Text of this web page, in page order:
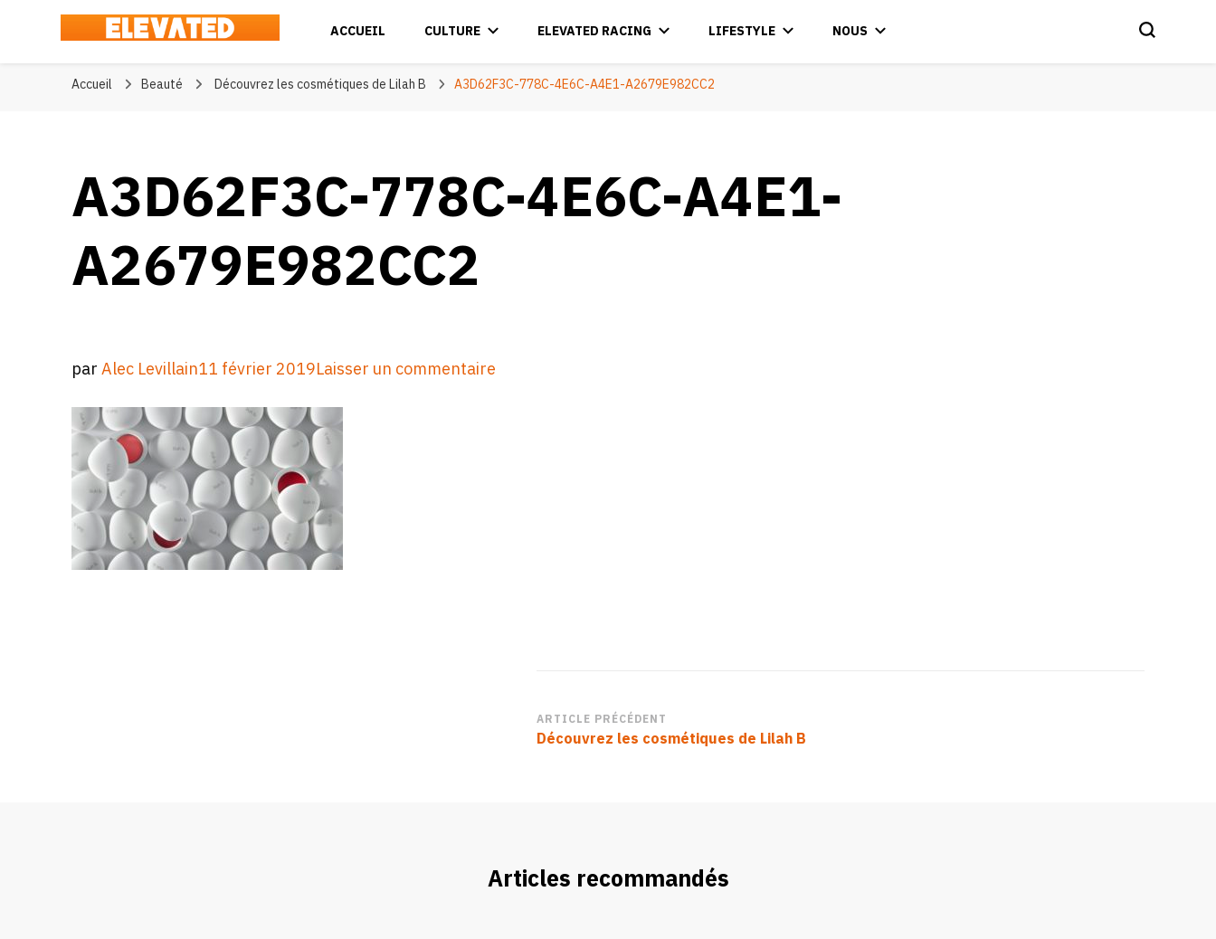
Elevated
ACCUEIL CULTURE ELEVATED RACING LIFESTYLE NOUS
Accueil Beauté Découvrez les cosmétiques de Lilah B A3D62F3C-778C-4E6C-A4E1-A2679E982CC2
A3D62F3C-778C-4E6C-A4E1-
A2679E982CC2
parAlec Levillain11 février 2019Laisser un commentaire
Navigation
d’article
ARTICLE PRÉCÉDENT
Découvrez les cosmétiques de Lilah B
Articles recommandés